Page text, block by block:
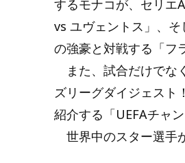
するモナコが、セリエ
vs ユヴェントス」、
の強豪と対戦する「フ
また、試合だけでな
ズリーグダイジェスト
紹介する「UEFAチャ
世界中のスター選手